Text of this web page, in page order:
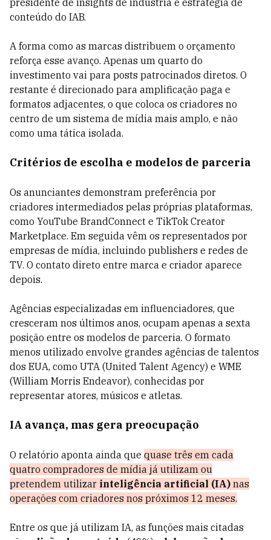
presidente de insights de indústria e estratégia de
conteúdo do IAB.
A forma como as marcas distribuem o orçamento
reforça esse avanço. Apenas um quarto do
investimento vai para posts patrocinados diretos. O
restante é direcionado para amplificação paga e
formatos adjacentes, o que coloca os criadores no
centro de um sistema de mídia mais amplo, e não
como uma tática isolada.
Critérios de escolha e modelos de parceria
Os anunciantes demonstram preferência por
criadores intermediados pelas próprias plataformas,
como YouTube BrandConnect e TikTok Creator
Marketplace. Em seguida vêm os representados por
empresas de mídia, incluindo publishers e redes de
TV. O contato direto entre marca e criador aparece
depois.
Agências especializadas em influenciadores, que
cresceram nos últimos anos, ocupam apenas a sexta
posição entre os modelos de parceria. O formato
menos utilizado envolve grandes agências de talentos
dos EUA, como UTA (United Talent Agency) e WME
(William Morris Endeavor), conhecidas por
representar atores, músicos e atletas.
IA avança, mas gera preocupação
O relatório aponta ainda que quase três em cada
quatro compradores de mídia já utilizam ou
pretendem utilizar inteligência artificial (IA) nas
operações com criadores nos próximos 12 meses.
Entre os que já utilizam IA, as funções mais citadas